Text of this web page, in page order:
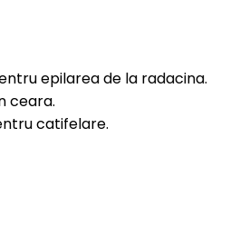
epilarea de la radacina.
ceara.
catifelare.